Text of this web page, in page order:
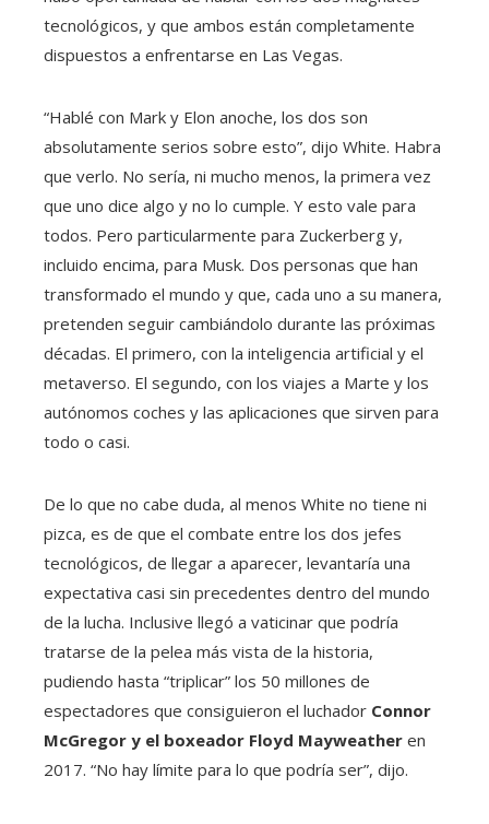
tecnológicos, y que ambos están completamente
dispuestos a enfrentarse en Las Vegas.
“Hablé con Mark y Elon anoche, los dos son
absolutamente serios sobre esto”, dijo White. Habra
que verlo. No sería, ni mucho menos, la primera vez
que uno dice algo y no lo cumple. Y esto vale para
todos. Pero particularmente para Zuckerberg y,
incluido encima, para Musk. Dos personas que han
transformado el mundo y que, cada uno a su manera,
pretenden seguir cambiándolo durante las próximas
décadas. El primero, con la inteligencia artificial y el
metaverso. El segundo, con los viajes a Marte y los
autónomos coches y las aplicaciones que sirven para
todo o casi.
De lo que no cabe duda, al menos White no tiene ni
pizca, es de que el combate entre los dos jefes
tecnológicos, de llegar a aparecer, levantaría una
expectativa casi sin precedentes dentro del mundo
de la lucha. Inclusive llegó a vaticinar que podría
tratarse de la pelea más vista de la historia,
pudiendo hasta “triplicar” los 50 millones de
espectadores que consiguieron el luchador Connor
McGregor y el boxeador Floyd Mayweather en
2017. “No hay límite para lo que podría ser”, dijo.